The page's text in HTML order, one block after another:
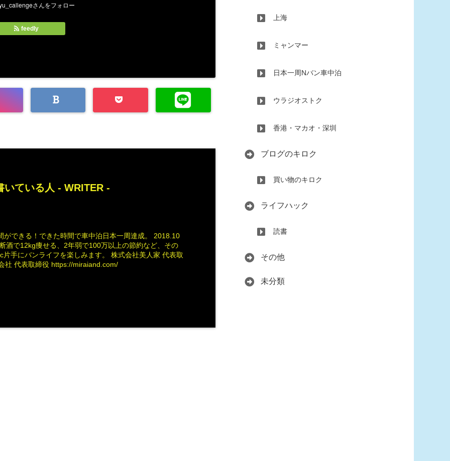
feedly
いている人 - WRITER -
ができる！できた時間で車中泊日本一周達成。 2018.10
酒で12kg痩せる、2年弱で100万以上の節約など、その
片手にバンライフを楽しみます。 株式会社美人家 代表取
社 代表取締役 https://miraiand.com/
上海
ミャンマー
日本一周Nバン車中泊
ウラジオストク
香港・マカオ・深圳
ブログのキロク
買い物のキロク
ライフハック
読書
その他
未分類